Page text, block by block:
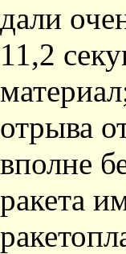
дали
11,2
отрыва
вполне
ракета